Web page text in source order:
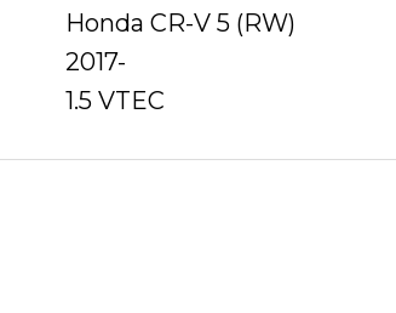
Honda CR-V 5 (RW)
2017-
1.5 VTEC